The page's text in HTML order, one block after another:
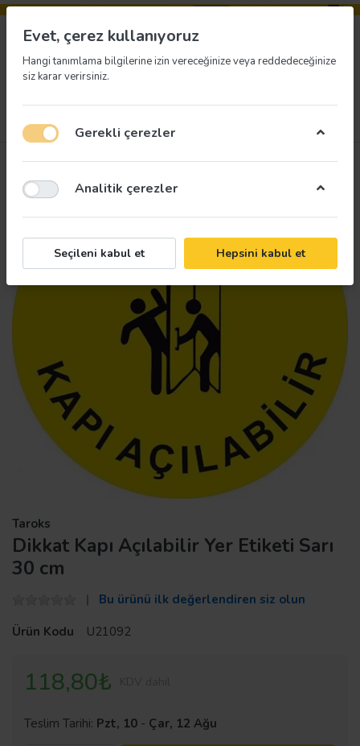
Taroks
Dikkat Kapı Açılabilir Yer Etiketi Sarı
30 cm
Bu ürünü ilk değerlendiren siz olun
Ürün Kodu
U21092
118,80₺
Teslim Tarihi: Pzt, 10 - Çar, 12 Ağu
Evet, çerez kullanıyoruz
Hangi tanımlama bilgilerine izin vereceğinize veya reddedeceğinize
siz karar verirsiniz.
Gerekli çerezler
Analitik çerezler
Seçileni kabul et Hepsini kabul et